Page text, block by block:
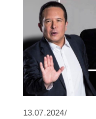
13.07.2024/